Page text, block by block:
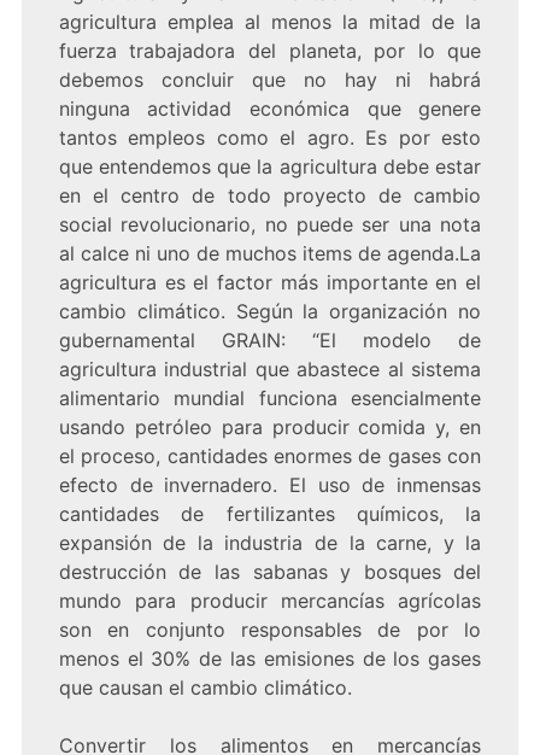
agricultura emplea al menos la mitad de la
fuerza trabajadora del planeta, por lo que
debemos concluir que no hay ni habrá
ninguna actividad económica que genere
tantos empleos como el agro. Es por esto
que entendemos que la agricultura debe estar
en el centro de todo proyecto de cambio
social revolucionario, no puede ser una nota
al calce ni uno de muchos items de agenda.La
agricultura es el factor más importante en el
cambio climático. Según la organización no
gubernamental GRAIN: “El modelo de
agricultura industrial que abastece al sistema
alimentario mundial funciona esencialmente
usando petróleo para producir comida y, en
el proceso, cantidades enormes de gases con
efecto de invernadero. El uso de inmensas
cantidades de fertilizantes químicos, la
expansión de la industria de la carne, y la
destrucción de las sabanas y bosques del
mundo para producir mercancías agrícolas
son en conjunto responsables de por lo
menos el 30% de las emisiones de los gases
que causan el cambio climático.
Convertir los alimentos en mercancías